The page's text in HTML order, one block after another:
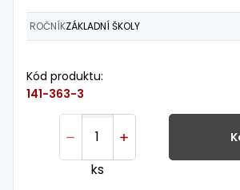
ROČNÍKZÁKLADNÍ ŠKOLY
Kód produktu:
141-363-3
ks